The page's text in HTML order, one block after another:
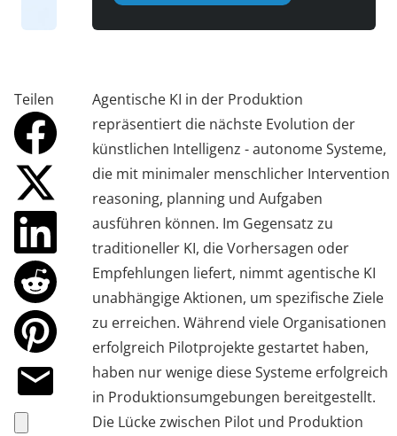
Teilen
Agentische KI in der Produktion
repräsentiert die nächste Evolution der
künstlichen Intelligenz - autonome Systeme,
die mit minimaler menschlicher Intervention
reasoning, planning und Aufgaben
ausführen können. Im Gegensatz zu
traditioneller KI, die Vorhersagen oder
Empfehlungen liefert, nimmt agentische KI
unabhängige Aktionen, um spezifische Ziele
zu erreichen. Während viele Organisationen
erfolgreich Pilotprojekte gestartet haben,
haben nur wenige diese Systeme erfolgreich
in Produktionsumgebungen bereitgestellt.
Die Lücke zwischen Pilot und Produktion